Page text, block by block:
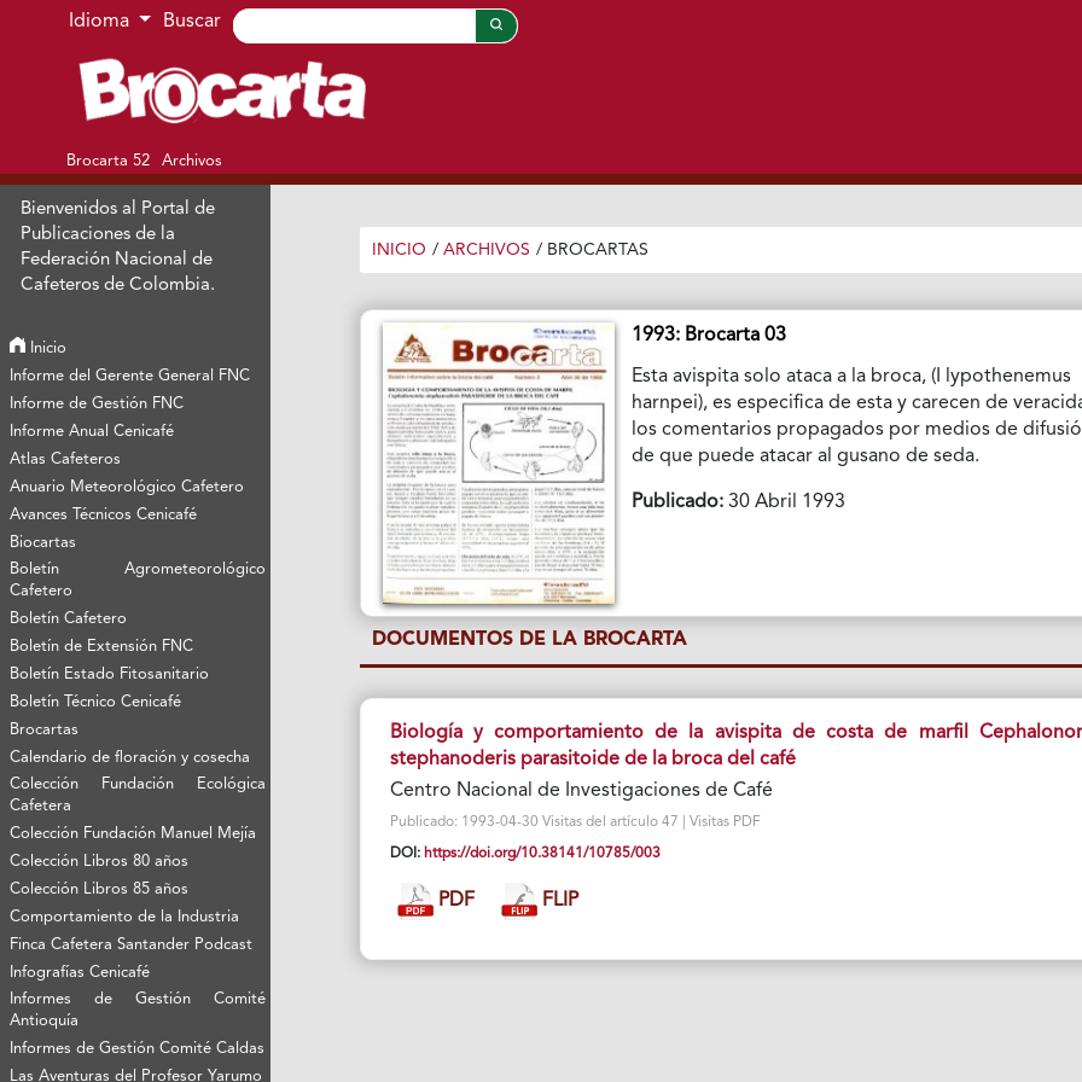
Ir al menú de navegación principal
Ir al contenido principal
Ir al pie de página del sitio
Idioma Buscar
Brocarta 52 Archivos
Bienvenidos al Portal de
Publicaciones de la
Federación Nacional de
Cafeteros de Colombia.
Inicio
Informe del Gerente General FNC
Informe de Gestión FNC
Informe Anual Cenicafé
Atlas Cafeteros
Anuario Meteorológico Cafetero
Avances Técnicos Cenicafé
Biocartas
Boletín Agrometeorológico
Cafetero
Boletín Cafetero
Boletín de Extensión FNC
Boletín Estado Fitosanitario
Boletín Técnico Cenicafé
Brocartas
Calendario de floración y cosecha
Colección Fundación Ecológica
Cafetera
Colección Fundación Manuel Mejía
Colección Libros 80 años
Colección Libros 85 años
Comportamiento de la Industria
Finca Cafetera Santander Podcast
Infografías Cenicafé
Informes de Gestión Comité
Antioquía
Informes de Gestión Comité Caldas
Las Aventuras del Profesor Yarumo
INICIO / ARCHIVOS / BROCARTAS
1993: Brocarta 03
Esta avispita solo ataca a la broca, (I lypothenemus
harnpei), es especifica de esta y carecen de
los comentarios propagados por medios de
de que puede atacar al gusano de seda.
Publicado: 30 Abril 1993
DOCUMENTOS DE LA BROCARTA
Biología y comportamiento de la avispita de costa de marfil
stephanoderis parasitoide de la broca del café
Centro Nacional de Investigaciones de Café
Publicado: 1993-04-30 Visitas del artículo 47 | Visitas PDF
DOI: https://doi.org/10.38141/10785/003
PDF FLIP